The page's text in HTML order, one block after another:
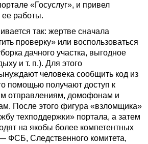
«Госуслуг», и привел
работы.
так: жертве сначала
проверку» или воспользоваться
дачного участка, выгодное
и т. п.). Для этого
человека сообщить код из
помощью получают доступ к
отправлениям, домофонам и
После этого фигура «взломщика»
техподдержки» портала, а затем
на якобы более компетентных
ФСБ, Следственного комитета,